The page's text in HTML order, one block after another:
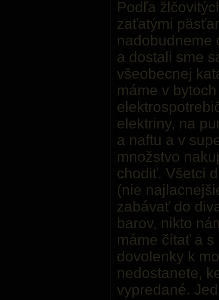
Podľa
zaťatými
nadobudneme
a dostali sme
všeobecnej
máme v
elektriny, na
a naftu a v
množstvo
chodiť. Všetci
(nie
zabávať do
barov, nikto
máme čítať a
dovolenky k
nedostanete,
vypredané.